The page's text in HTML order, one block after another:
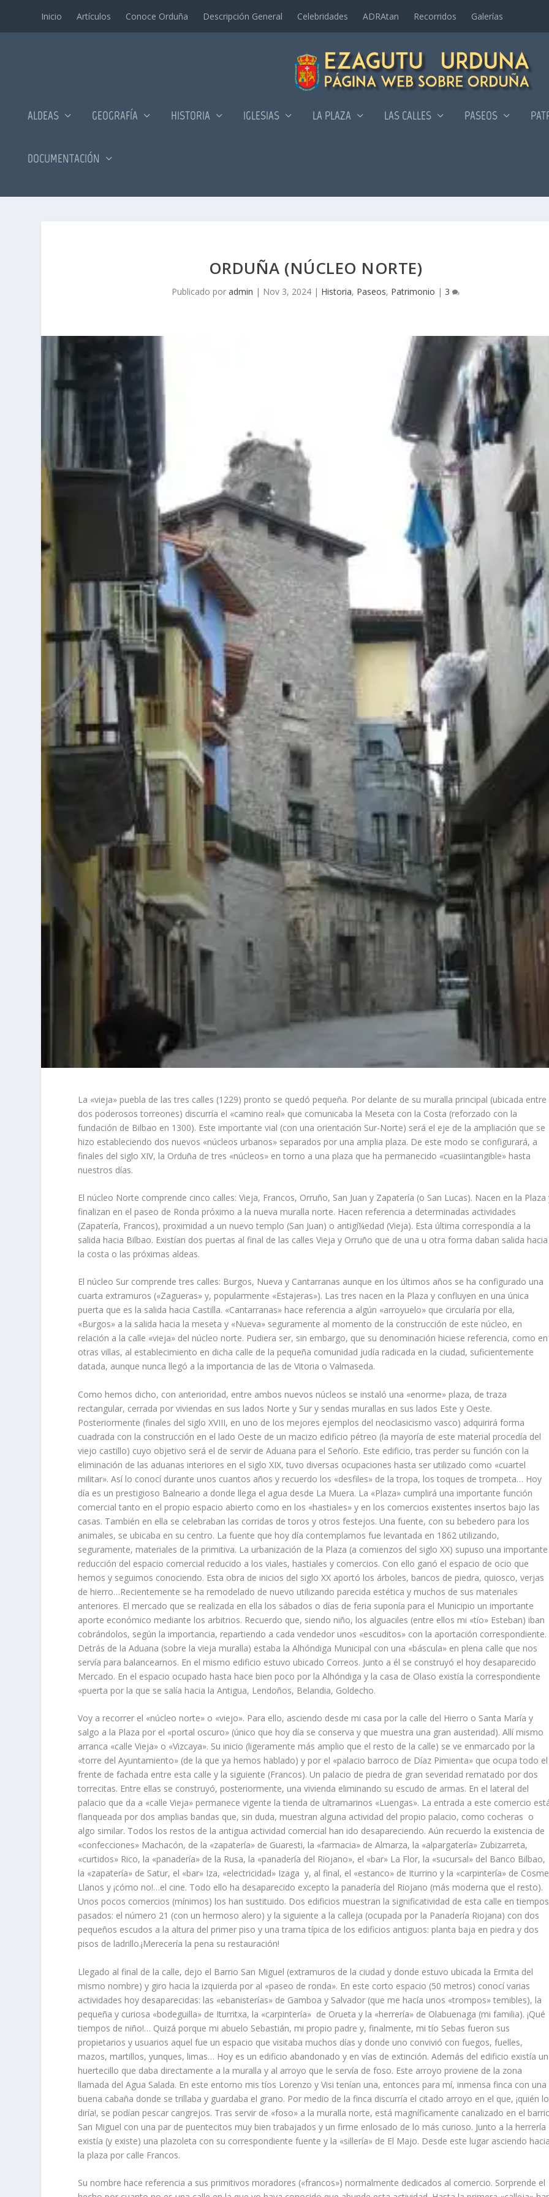
Inicio Artí­culos Conoce Orduña Descripción General Celebridades ADRAtan Recorridos Galerí­as
ALDEAS GEOGRAFÍA HISTORIA IGLESIAS LA PLAZA LAS CALLES PASEOS
DOCUMENTACIÓN
ORDUÑA (NÚCLEO NORTE)
Publicado por admin | Nov 3, 2024| Historia, Paseos, Patrimonio | 3
La «vieja» puebla de las tres calles (1229) pronto se quedó pequeña. Por delante de su muralla principal (ubicada entre
dos poderosos torreones) discurrí­a el «camino real» que comunicaba la Meseta con la Costa (reforzado con la
fundación de Bilbao en 1300). Este importante vial (con una orientación Sur-Norte) será el eje de la ampliación que se
hizo estableciendo dos nuevos «núcleos urbanos» separados por una amplia plaza. De este modo se configurará, a
finales del siglo XIV, la Orduña de tres «núcleos» en torno a una plaza que ha permanecido «cuasiintangible» hasta
nuestros dí­as.
El núcleo Norte comprende cinco calles: Vieja, Francos, Orruño, San Juan y Zapaterí­a (o San Lucas). Nacen en la Plaza
finalizan en el paseo de Ronda próximo a la nueva muralla norte. Hacen referencia a determinadas actividades
(Zapaterí­a, Francos), proximidad a un nuevo templo (San Juan) o antigí¼edad (Vieja). Esta última correspondí­a a la
salida hacia Bilbao. Existí­an dos puertas al final de las calles Vieja y Orruño que de una u otra forma daban salida hacia
la costa o las próximas aldeas.
El núcleo Sur comprende tres calles: Burgos, Nueva y Cantarranas aunque en los últimos años se ha configurado una
cuarta extramuros («Zagueras» y, popularmente «Estajeras»). Las tres nacen en la Plaza y confluyen en una única
puerta que es la salida hacia Castilla. «Cantarranas» hace referencia a algún «arroyuelo» que circularí­a por ella,
«Burgos» a la salida hacia la meseta y «Nueva» seguramente al momento de la construcción de este núcleo, en
relación a la calle «vieja» del núcleo norte. Pudiera ser, sin embargo, que su denominación hiciese referencia, como en
otras villas, al establecimiento en dicha calle de la pequeña comunidad judí­a radicada en la ciudad, suficientemente
datada, aunque nunca llegó a la importancia de las de Vitoria o Valmaseda.
Como hemos dicho, con anterioridad, entre ambos nuevos núcleos se instaló una «enorme» plaza, de traza
rectangular, cerrada por viviendas en sus lados Norte y Sur y sendas murallas en sus lados Este y Oeste.
Posteriormente (finales del siglo XVIII, en uno de los mejores ejemplos del neoclasicismo vasco) adquirirá forma
cuadrada con la construcción en el lado Oeste de un macizo edificio pétreo (la mayorí­a de este material procedí­a del
viejo castillo) cuyo objetivo será el de servir de Aduana para el Señorí­o. Este edificio, tras perder su función con la
eliminación de las aduanas interiores en el siglo XIX, tuvo diversas ocupaciones hasta ser utilizado como «cuartel
militar». Así­ lo conocí­ durante unos cuantos años y recuerdo los «desfiles» de la tropa, los toques de trompeta… Hoy
dí­a es un prestigioso Balneario a donde llega el agua desde La Muera. La «Plaza» cumplirá una importante función
comercial tanto en el propio espacio abierto como en los «hastiales» y en los comercios existentes insertos bajo las
casas. También en ella se celebraban las corridas de toros y otros festejos. Una fuente, con su bebedero para los
animales, se ubicaba en su centro. La fuente que hoy dí­a contemplamos fue levantada en 1862 utilizando,
seguramente, materiales de la primitiva. La urbanización de la Plaza (a comienzos del siglo XX) supuso una importante
reducción del espacio comercial reducido a los viales, hastiales y comercios. Con ello ganó el espacio de ocio que
hemos y seguimos conociendo. Esta obra de inicios del siglo XX aportó los árboles, bancos de piedra, quiosco, verjas
de hierro…Recientemente se ha remodelado de nuevo utilizando parecida estética y muchos de sus materiales
anteriores. El mercado que se realizada en ella los sábados o dí­as de feria suponí­a para el Municipio un importante
aporte económico mediante los arbitrios. Recuerdo que, siendo niño, los alguaciles (entre ellos mi «tí­o» Esteban) iban
cobrándolos, según la importancia, repartiendo a cada vendedor unos «escuditos» con la aportación correspondiente.
Detrás de la Aduana (sobre la vieja muralla) estaba la Alhóndiga Municipal con una «báscula» en plena calle que nos
serví­a para balancearnos. En el mismo edificio estuvo ubicado Correos. Junto a él se construyó el hoy desaparecido
Mercado. En el espacio ocupado hasta hace bien poco por la Alhóndiga y la casa de Olaso existí­a la correspondiente
«puerta por la que se salí­a hacia la Antigua, Lendoños, Belandia, Goldecho.
Voy a recorrer el «núcleo norte» o «viejo». Para ello, asciendo desde mi casa por la calle del Hierro o Santa Marí­a y
salgo a la Plaza por el «portal oscuro» (único que hoy dí­a se conserva y que muestra una gran austeridad). Allí­ mismo
arranca «calle Vieja» o «Vizcaya». Su inicio (ligeramente más amplio que el resto de la calle) se ve enmarcado por la
«torre del Ayuntamiento» (de la que ya hemos hablado) y por el «palacio barroco de Dí­az Pimienta» que ocupa todo el
frente de fachada entre esta calle y la siguiente (Francos). Un palacio de piedra de gran severidad rematado por dos
torrecitas. Entre ellas se construyó, posteriormente, una vivienda eliminando su escudo de armas. En el lateral del
palacio que da a «calle Vieja» permanece vigente la tienda de ultramarinos «Luengas». La entrada a este comercio
flanqueada por dos amplias bandas que, sin duda, muestran alguna actividad del propio palacio, como cocheras o
algo similar. Todos los restos de la antigua actividad comercial han ido desapareciendo. Aún recuerdo la existencia de
«confecciones» Machacón, de la «zapaterí­a» de Guaresti, la «farmacia» de Almarza, la «alpargaterí­a» Zubizarreta,
«curtidos» Rico, la «panaderí­a» de la Rusa, la «panaderí­a del Riojano», el «bar» La Flor, la «sucursal» del Banco Bilbao,
la «zapaterí­a» de Satur, el «bar» Iza, «electricidad» Izaga y, al final, el «estanco» de Iturrino y la «carpinterí­a» de Cosme
Llanos y ¡cómo no!…el cine. Todo ello ha desaparecido excepto la panaderí­a del Riojano (más moderna que el resto).
Unos pocos comercios (mí­nimos) los han sustituido. Dos edificios muestran la significatividad de esta calle en tiempos
pasados: el número 21 (con un hermoso alero) y la siguiente a la calleja (ocupada por la Panaderí­a Riojana) con dos
pequeños escudos a la altura del primer piso y una trama tí­pica de los edificios antiguos: planta baja en piedra y dos
pisos de ladrillo.¡Merecerí­a la pena su restauración!
Llegado al final de la calle, dejo el Barrio San Miguel (extramuros de la ciudad y donde estuvo ubicada la Ermita del
mismo nombre) y giro hacia la izquierda por al «paseo de ronda». En este corto espacio (50 metros) conocí­ varias
actividades hoy desaparecidas: las «ebanisterí­as» de Gamboa y Salvador (que me hací­a unos «trompos» temibles), la
pequeña y curiosa «bodeguilla» de Iturritxa, la «carpinterí­a» de Orueta y la «herrerí­a» de Olabuenaga (mi familia). ¡Qué
tiempos de niño!… Quizá porque mi abuelo Sebastián, mi propio padre y, finalmente, mi tí­o Sebas fueron sus
propietarios y usuarios aquel fue un espacio que visitaba muchos dí­as y donde uno convivió con fuegos, fuelles,
mazos, martillos, yunques, limas… Hoy es un edificio abandonado y en ví­as de extinción. Además del edificio existí­a un
huertecillo que daba directamente a la muralla y al arroyo que le serví­a de foso. Este arroyo proviene de la zona
llamada del Agua Salada. En este entorno mis tí­os Lorenzo y Visi tení­an una, entonces para mí­, inmensa finca con una
buena cabaña donde se trillaba y guardaba el grano. Por medio de la finca discurrí­a el citado arroyo en el que, ¡quién lo
dirí­a!, se podí­an pescar cangrejos. Tras servir de «foso» a la muralla norte, está magní­ficamente canalizado en el
San Miguel con una par de puentecitos muy bien trabajados y un firme enlosado de lo más curioso. Junto a la herrerí­a
existí­a (y existe) una plazoleta con su correspondiente fuente y la «sillerí­a» de El Majo. Desde este lugar asciendo
la plaza por calle Francos.
Su nombre hace referencia a sus primitivos moradores («francos») normalmente dedicados al comercio. Sorprende el